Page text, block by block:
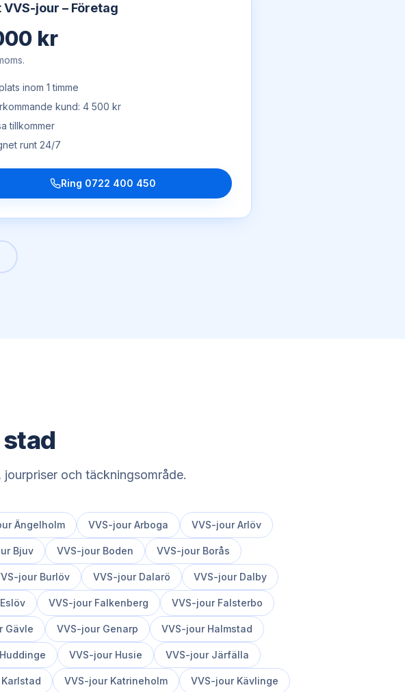
VVS-jour – Företag
kr
inom 1 timme
kund: 4 500 kr
tillkommer
runt 24/7
Ring 0722 400 450
och täckningsområde.
Ängelholm VVS-jourArboga VVS-jourArlöv
Bjuv VVS-jour Boden VVS-jour Borås
jour Burlöv VVS-jour Dalarö VVS-jour Dalby
Eslöv VVS-jour Falkenberg VVS-jour Falsterbo
Gävle VVS-jour Genarp VVS-jour Halmstad
Huddinge VVS-jour Husie VVS-jour Järfälla
Karlstad VVS-jour Katrineholm VVS-jour Kävlinge